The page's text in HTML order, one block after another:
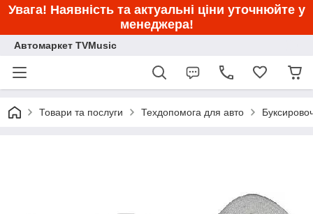
Увага! Наявність та актуальні ціни уточнюйте у
менеджера!
Автомаркет TVMusic
Товари та послуги Техдопомога для авто